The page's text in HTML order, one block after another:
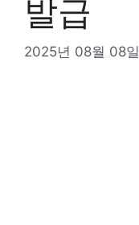
발급
2025년 08월 08일